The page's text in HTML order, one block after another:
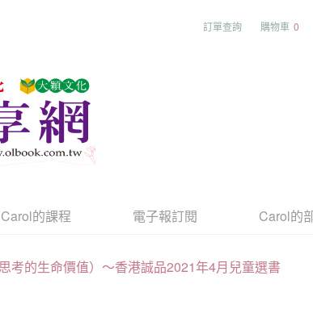
訂單查詢 購物車 0
Carol的課程 電子報訂閱 Carol的
考的生命價值）～香港誠品2021年4月兒童選書